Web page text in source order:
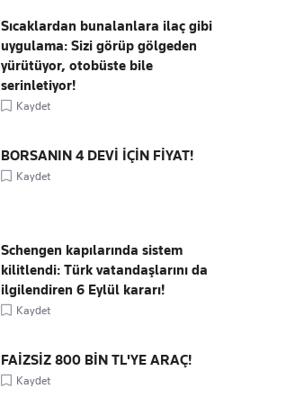
Sıcaklardan bunalanlara ilaç gibi
uygulama: Sizi görüp gölgeden
yürütüyor, otobüste bile
serinletiyor!
Kaydet
BORSANIN 4 DEVİ İÇİN FİYAT!
Kaydet
Schengen kapılarında sistem
kilitlendi: Türk vatandaşlarını da
ilgilendiren 6 Eylül kararı!
Kaydet
FAİZSİZ 800 BİN TL'YE ARAÇ!
Kaydet